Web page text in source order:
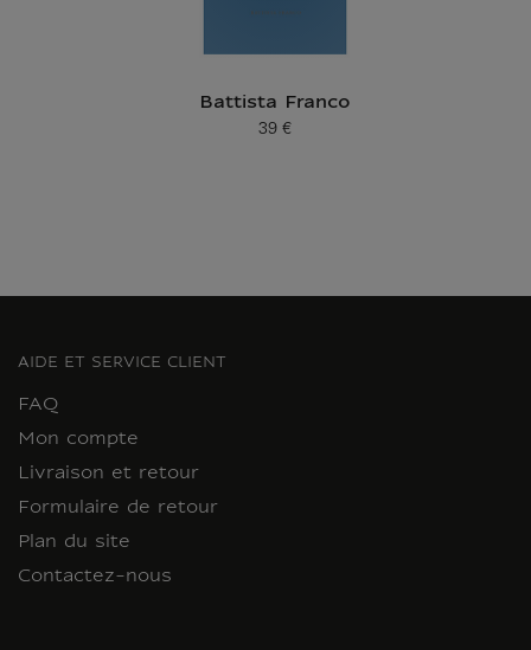
Battista Franco
Prix ​​actuel
39 €
AIDE ET SERVICE CLIENT
FAQ
Mon compte
Livraison et retour
Formulaire de retour
Plan du site
Contactez-nous